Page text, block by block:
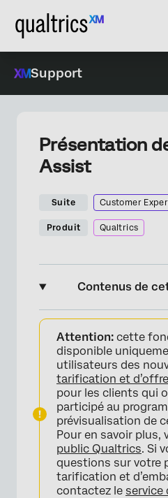
Support
Présentation
Assist
Suite Customer
Produit Qualtrics
Contenus de
À propos de Digital
Conditions
Accéder à Digital Assist
Parcourir Digital Assist
Partager Digital Assist
Attention: cette
disponible
utilisateurs des
tarification et
pour les clients qui
participé au
prévisualisation de
Pour en savoir plus,
public Qualtrics. Si
questions sur votre
tarification et
contactez le service